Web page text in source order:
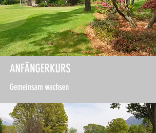
ANFÄNGERKURS
Gemeinsam wachsen